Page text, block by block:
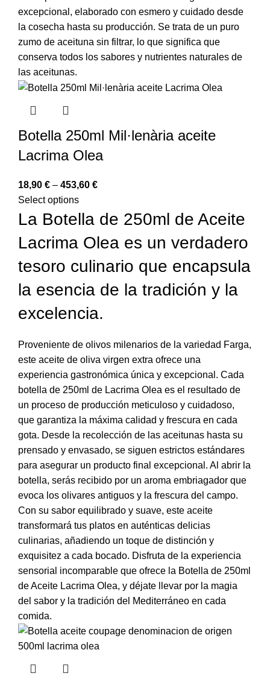
excepcional, elaborado con esmero y cuidado desde
la cosecha hasta su producción. Se trata de un puro
zumo de aceituna sin filtrar, lo que significa que
conserva todos los sabores y nutrientes naturales de
las aceitunas.
Botella 250ml Mil·lenària aceite
Lacrima Olea
18,90 € – 453,60 €
Select options
La Botella de 250ml de Aceite
Lacrima Olea es un verdadero
tesoro culinario que encapsula
la esencia de la tradición y la
excelencia.
Proveniente de olivos milenarios de la variedad Farga,
este aceite de oliva virgen extra ofrece una
experiencia gastronómica única y excepcional. Cada
botella de 250ml de Lacrima Olea es el resultado de
un proceso de producción meticuloso y cuidadoso,
que garantiza la máxima calidad y frescura en cada
gota. Desde la recolección de las aceitunas hasta su
prensado y envasado, se siguen estrictos estándares
para asegurar un producto final excepcional. Al abrir la
botella, serás recibido por un aroma embriagador que
evoca los olivares antiguos y la frescura del campo.
Con su sabor equilibrado y suave, este aceite
transformará tus platos en auténticas delicias
culinarias, añadiendo un toque de distinción y
exquisitez a cada bocado. Disfruta de la experiencia
sensorial incomparable que ofrece la Botella de 250ml
de Aceite Lacrima Olea, y déjate llevar por la magia
del sabor y la tradición del Mediterráneo en cada
comida.